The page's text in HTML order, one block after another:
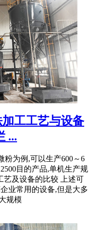
工工艺与设备
...
粉为例,可以生产600～6
目的产品,单机生产规
艺及设备的比较 上述可
业常用的设备,但是大多
规模